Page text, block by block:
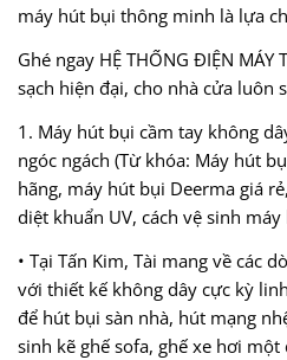
máy hút bụi thông minh là lựa
Ghé ngay HỆ THỐNG ĐIỆN
sạch hiện đại, cho nhà cửa luôn
1. Máy hút bụi cầm tay không
ngóc ngách (Từ khóa: Máy hút
hãng, máy hút bụi Deerma giá
diệt khuẩn UV, cách vệ sinh
• Tại Tấn Kim, Tài mang về các
với thiết kế không dây cực kỳ
để hút bụi sàn nhà, hút mạng
sinh kẽ ghế sofa, ghế xe hơi một